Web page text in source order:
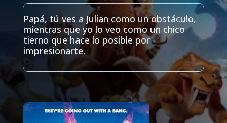
Papá, tú ves a Julian como un obstáculo,
mientras que yo lo veo como un chico
tierno que hace lo posible por
impresionarte.